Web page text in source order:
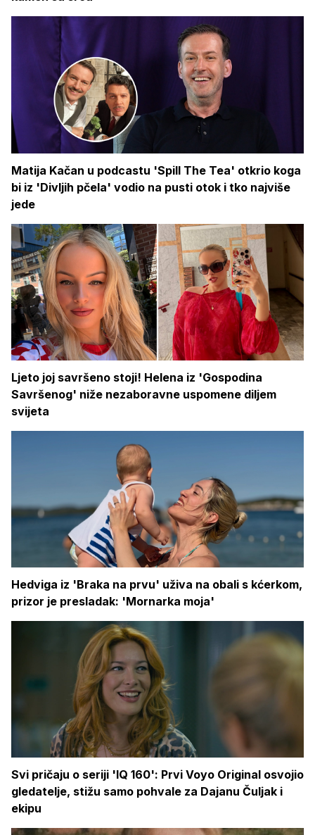
Matija Kačan u podcastu 'Spill The Tea' otkrio koga
bi iz 'Divljih pčela' vodio na pusti otok i tko najviše
jede
Ljeto joj savršeno stoji! Helena iz 'Gospodina
Savršenog' niže nezaboravne uspomene diljem
svijeta
Hedviga iz 'Braka na prvu' uživa na obali s kćerkom,
prizor je presladak: 'Mornarka moja'
Svi pričaju o seriji 'IQ 160': Prvi Voyo Original osvojio
gledatelje, stižu samo pohvale za Dajanu Čuljak i
ekipu